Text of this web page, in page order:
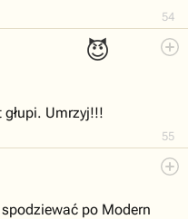
54
😈
55
Umrzyj!!!
po Modern